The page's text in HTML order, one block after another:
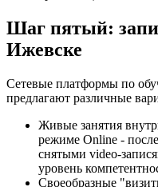
Шаг пятый:
Ижевске
Сетевые платформы по
предлагают различные
Живые занятия
режиме Online -
снятыми video-
уровень
Своеобразные